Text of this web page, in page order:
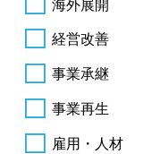
経営改善
事業承継
事業再生
雇用・人材